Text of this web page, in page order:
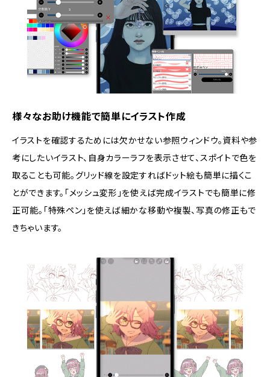
様々なお助け機能で簡単にイラスト作成
イラストを確認するためには欠かせない参照ウィンドウ。資料や参
考にしたいイラスト、自身カラーラフを表示させて、スポイトで色を
取ることも可能。グリッド線を設定すればドット絵も簡単に描くこ
とができます。「メッシュ変形」を使えば完成イラストでも簡単に修
正可能。「特殊ペン」を使えば細かな移動や複製、写真の修正もで
きちゃいます。